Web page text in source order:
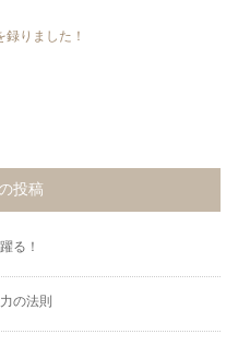
録りました！
投稿
る！
の法則